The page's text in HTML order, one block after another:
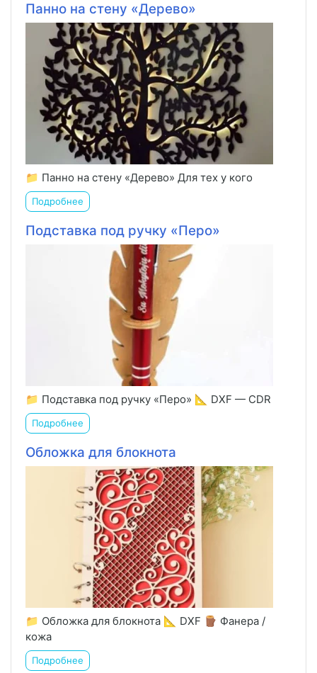
Панно на стену «Дерево»
📁 Панно на стену «Дерево» Для тех у кого
Подробнее
Подставка под ручку «Перо»
📁 Подставка под ручку «Перо» 📐 DXF — CDR
Подробнее
Обложка для блокнота
📁 Обложка для блокнота 📐 DXF 🪵 Фанера /
кожа
Подробнее